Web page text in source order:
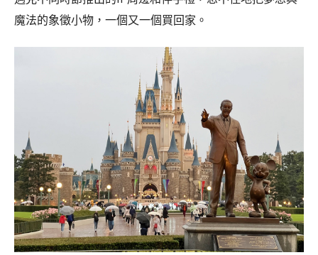
魔法的象徵小物，一個又一個買回家。